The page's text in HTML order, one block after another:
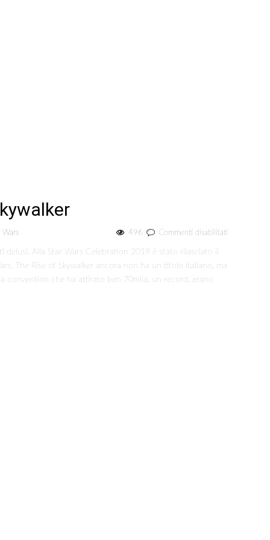
Wars Commenti disabilitati
496
delusi. Alla Star Wars Celebration 2019 è stato rilasciato il
The Rise of Skywalker ancora non ha un titolo italiano, ma
la convention che ha attirato ben 70mila, un record, erano